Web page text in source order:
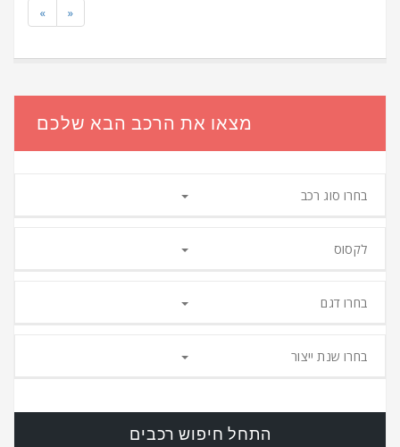
« »
מצאו את הרכב הבא שלכם
בחרו סוג רכב
לקסוס
בחרו דגם
בחרו שנת ייצור